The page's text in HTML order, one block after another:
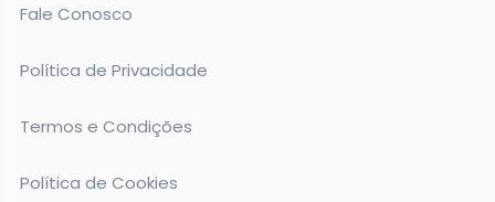
Fale Conosco
Política de Privacidade
Termos e Condições
Política de Cookies